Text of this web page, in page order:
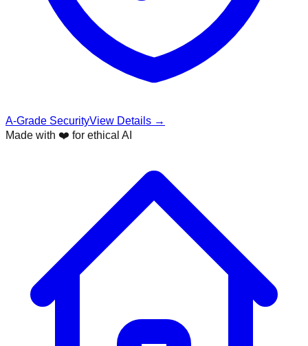
A-Grade SecurityView Details →
Made with ❤️ for ethical AI